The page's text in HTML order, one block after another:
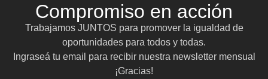
Compromiso en acción
Trabajamos JUNTOS para promover la igualdad de
oportunidades para todos y todas.
Ingraseá tu email para recibir nuestra newsletter mensual
¡Gracias!